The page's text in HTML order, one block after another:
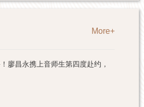
More+
廖昌永携上音师生第四度赴约，